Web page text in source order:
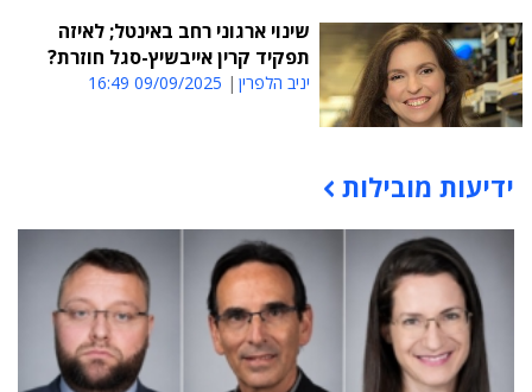
שינוי ארגוני רחב באינטל; לאיזה
תפקיד קרין אייבשיץ-סגל חוזרת?
יניב הלפרין 09/09/2025 16:49
תוכן פרסומי
ידיעות מובילות